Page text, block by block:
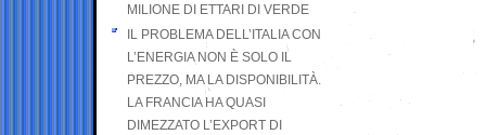
MILIONE DI ETTARI DI VERDE
IL PROBLEMA DELL’ITALIA CON
L’ENERGIA NON È SOLO IL
PREZZO, MA LA DISPONIBILITÀ.
LA FRANCIA HA QUASI
DIMEZZATO L’EXPORT DI